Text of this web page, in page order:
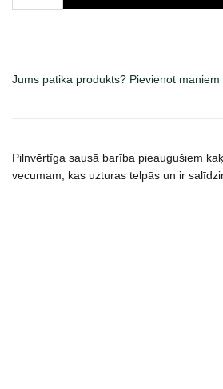
katėms
Jums patika produkts? Pievienot
Pilnvērtīga sausā barība pieaugušiem
vecumam, kas uzturas telpās un ir